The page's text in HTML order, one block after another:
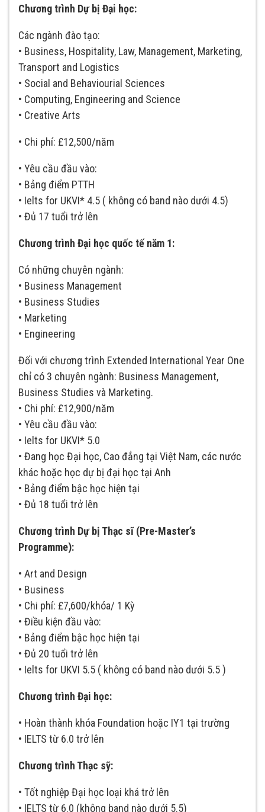
Chương trình Dự bị Đại học:
Các ngành đào tạo:
• Business, Hospitality, Law, Management, Marketing,
Transport and Logistics
• Social and Behaviourial Sciences
• Computing, Engineering and Science
• Creative Arts
• Chi phí: £12,500/năm
• Yêu cầu đầu vào:
• Bảng điểm PTTH
• Ielts for UKVI* 4.5 ( không có band nào dưới 4.5)
• Đủ 17 tuổi trở lên
Chương trình Đại học quốc tế năm 1:
Có những chuyên ngành:
• Business Management
• Business Studies
• Marketing
• Engineering
Đối với chương trình Extended International Year One
chỉ có 3 chuyên ngành: Business Management,
Business Studies và Marketing.
• Chi phí: £12,900/năm
• Yêu cầu đầu vào:
• Ielts for UKVI* 5.0
• Đang học Đại học, Cao đẳng tại Việt Nam, các nước
khác hoặc học dự bị đại học tại Anh
• Bảng điểm bậc học hiện tại
• Đủ 18 tuổi trở lên
Chương trình Dự bị Thạc sĩ (Pre-Master’s
Programme):
• Art and Design
• Business
• Chi phí: £7,600/khóa/ 1 Kỳ
• Điều kiện đầu vào:
• Bảng điểm bậc học hiện tại
• Đủ 20 tuổi trở lên
• Ielts for UKVI 5.5 ( không có band nào dưới 5.5 )
Chương trình Đại học:
• Hoàn thành khóa Foundation hoặc IY1 tại trường
• IELTS từ 6.0 trở lên
Chương trình Thạc sỹ:
• Tốt nghiệp Đại học loại khá trở lên
• IELTS từ 6.0 (không band nào dưới 5.5)